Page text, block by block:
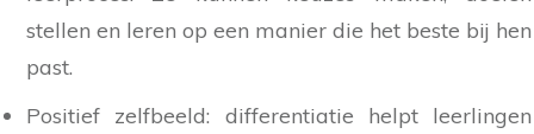
stellen en leren op een manier die het beste bij hen
past.
Positief zelfbeeld: differentiatie helpt leerlingen